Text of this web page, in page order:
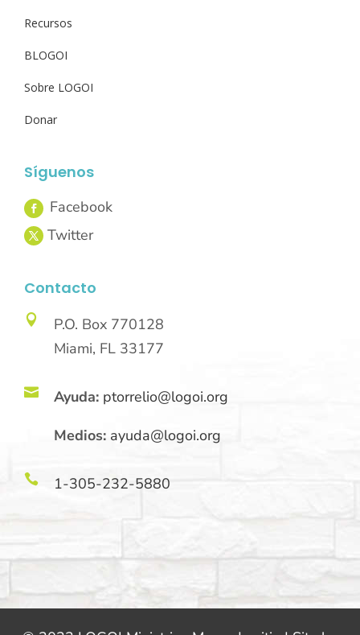
Recursos
BLOGOI
Sobre LOGOI
Donar
Síguenos
Contacto

P.O. Box 770128
Miami, FL 33177
 Ayuda: ptorrelio@logoi.org
Medios: ayuda@logoi.org
 1-305-232-5880